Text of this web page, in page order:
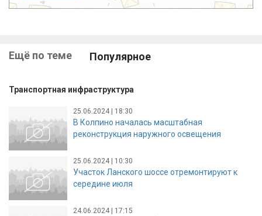
Ещё по теме Популярное
Транспортная инфраструктура
25.06.2024 | 18:30
В Колпино началась масштабная
реконструкция наружного освещения
25.06.2024 | 10:30
Участок Ланского шоссе отремонтируют к
середине июля
24.06.2024 | 17:15